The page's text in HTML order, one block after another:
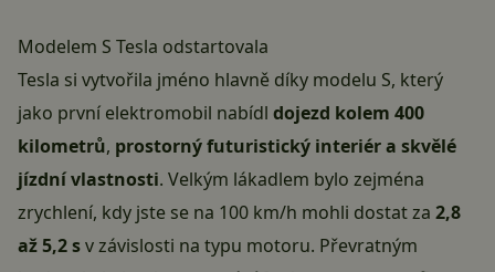
Modelem S Tesla odstartovala
Tesla si vytvořila jméno hlavně díky modelu S, který
jako první elektromobil nabídl dojezd kolem 400
kilometrů, prostorný futuristický interiér a skvělé
jízdní vlastnosti. Velkým lákadlem bylo zejména
zrychlení, kdy jste se na 100 km/h mohli dostat za 2,8
až 5,2 sv závislosti na typu motoru. Převratným